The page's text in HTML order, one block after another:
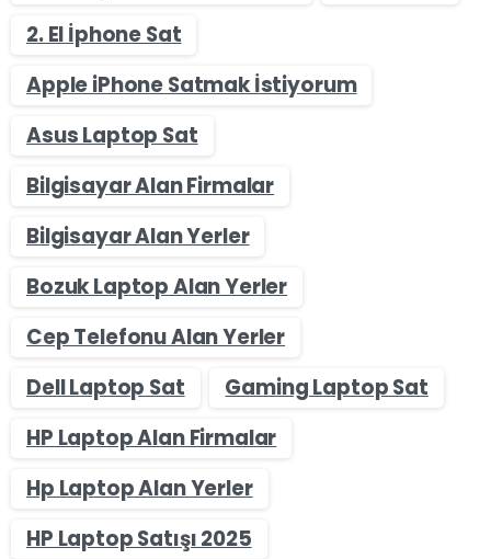
2. El İphone Sat
Apple iPhone Satmak İstiyorum
Asus Laptop Sat
Bilgisayar Alan Firmalar
Bilgisayar Alan Yerler
Bozuk Laptop Alan Yerler
Cep Telefonu Alan Yerler
Dell Laptop Sat
Gaming Laptop Sat
HP Laptop Alan Firmalar
Hp Laptop Alan Yerler
HP Laptop Satışı 2025